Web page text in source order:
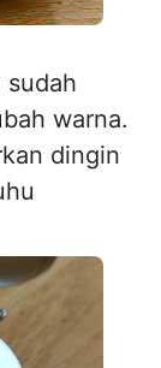
sudah
warna.
dingin